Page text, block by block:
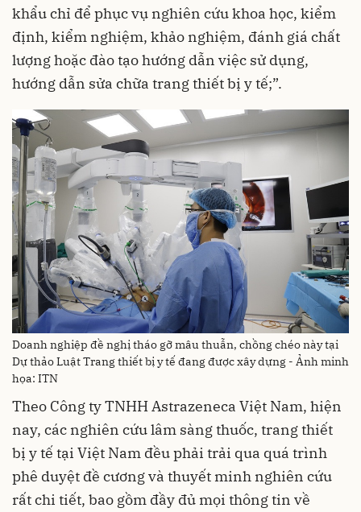
khẩu chỉ để phục vụ nghiên cứu khoa học, kiểm
định, kiểm nghiệm, khảo nghiệm, đánh giá chất
lượng hoặc đào tạo hướng dẫn việc sử dụng,
hướng dẫn sửa chữa trang thiết bị y tế;”.
Doanh nghiệp đề nghị tháo gỡ mâu thuẫn, chồng chéo này tại
Dự thảo Luật Trang thiết bị y tế đang được xây dựng - Ảnh minh
họa: ITN
Theo Công ty TNHH Astrazeneca Việt Nam, hiện
nay, các nghiên cứu lâm sàng thuốc, trang thiết
bị y tế tại Việt Nam đều phải trải qua quá trình
phê duyệt đề cương và thuyết minh nghiên cứu
rất chi tiết, bao gồm đầy đủ mọi thông tin về